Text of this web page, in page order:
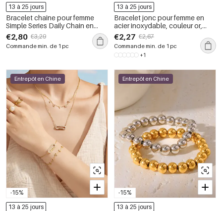
13 à 25 jours
Bracelet chaîne pour femme
Simple Series Daily Chain en
acier inoxydable étanche
couleur or avec zircon
€2,80 €3,29
Commande min. de 1 pc
13 à 25 jours
Bracelet jonc pour femme en
acier inoxydable, couleur or,
forme irrégulière, couleur unie, fil,
style simple, étanche.
€2,27 €2,67
Commande min. de 1 pc
+1
-15%
Entrepôt en Chine
13 à 25 jours
-15%
Entrepôt en Chine
13 à 25 jours